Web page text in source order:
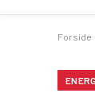
Forside